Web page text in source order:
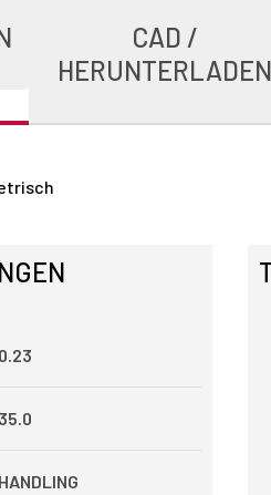
CAD /
HERUNTERLADEN
0.23
35.0
HANDLING